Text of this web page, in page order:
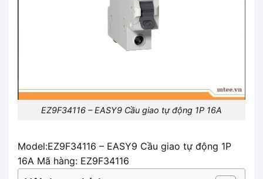
EZ9F34116 – EASY9 Cầu giao tự động 1P 16A
Model:EZ9F34116 – EASY9 Cầu giao tự động 1P
16A Mã hàng: EZ9F34116